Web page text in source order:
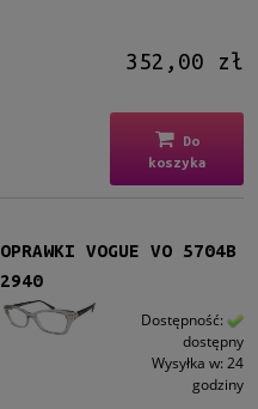
352,00 zł
Do
koszyka
OPRAWKI VOGUE VO 5704B
2940
Dostępność:
dostępny
Wysyłka w: 24
godziny